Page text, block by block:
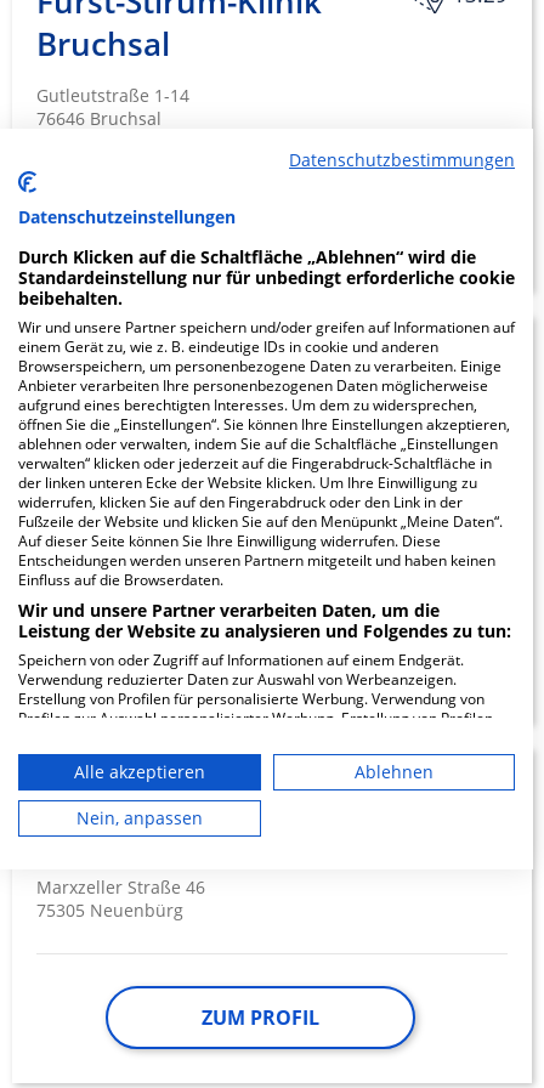
Bruchsal
Gutleutstraße 1-14
76646 Bruchsal
ZUM PROFIL
23.05
Asklepios Südpfalzklinik
Germersheim
An Fronte Karl 2
76726 Germersheim
TERMIN ANFRAGEN
ZUM PROFIL
17.81
Krankenhaus
Neuenbürg
Marxzeller Straße 46
75305 Neuenbürg
ZUM PROFIL
Datenschutzbestimmungen
Datenschutzeinstellungen
Durch Klicken auf die Schaltfläche „Ablehnen“ wird die
Standardeinstellung nur für unbedingt erforderliche cookie
beibehalten.
Wir und unsere Partner speichern und/oder greifen auf Informationen auf
einem Gerät zu, wie z. B. eindeutige IDs in cookie und anderen
Browserspeichern, um personenbezogene Daten zu verarbeiten. Einige
Anbieter verarbeiten Ihre personenbezogenen Daten möglicherweise
aufgrund eines berechtigten Interesses. Um dem zu widersprechen,
öffnen Sie die „Einstellungen“. Sie können Ihre Einstellungen akzeptieren,
ablehnen oder verwalten, indem Sie auf die Schaltfläche „Einstellungen
verwalten“ klicken oder jederzeit auf die Fingerabdruck-Schaltfläche in
der linken unteren Ecke der Website klicken. Um Ihre Einwilligung zu
widerrufen, klicken Sie auf den Fingerabdruck oder den Link in der
Fußzeile der Website und klicken Sie auf den Menüpunkt „Meine Daten“.
Auf dieser Seite können Sie Ihre Einwilligung widerrufen. Diese
Entscheidungen werden unseren Partnern mitgeteilt und haben keinen
Einfluss auf die Browserdaten.
Wir und unsere Partner verarbeiten Daten, um die
Leistung der Website zu analysieren und Folgendes zu tun:
Speichern von oder Zugriff auf Informationen auf einem Endgerät.
Verwendung reduzierter Daten zur Auswahl von Werbeanzeigen.
Erstellung von Profilen für personalisierte Werbung. Verwendung von
Profilen zur Auswahl personalisierter Werbung. Erstellung von Profilen
personalisierter Inhalte. Messung der Werbeleistung. Messung der
Performance von Inhalten. Analyse von Zielgruppen durch Statistiken
oder Kombinationen von Daten aus verschiedenen Quellen. Entwicklung
und Verbesserung der Angebote. Verwendung reduzierter Daten zur
Auswahl von Inhalten.
Ihre Einwilligung und die cookie Richtlinie gelten ausschließlich für diese
Website/App.
Partnerliste anzeigen (1 IAB-Anbieter)
Wir nutzen Ihre Daten für folgende Zwecke:
IAB-Verarbeitungszwecke:
Speichern von oder Zugriff auf
Alle akzeptieren
Ablehnen
Nein, anpassen